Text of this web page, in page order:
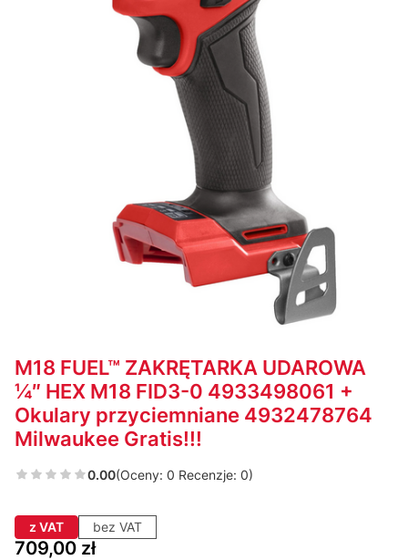
M18 FUEL™ ZAKRĘTARKA UDAROWA
¼″ HEX M18 FID3-0 4933498061 +
Okulary przyciemniane 4932478764
Milwaukee Gratis!!!
0.00(Oceny: 0 Recenzje: 0)
z VAT bez VAT
Cena
709,00 zł